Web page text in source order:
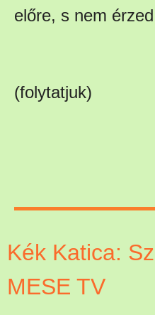
előre, s nem
(folytatjuk)
Kék Katica:
MESE TV